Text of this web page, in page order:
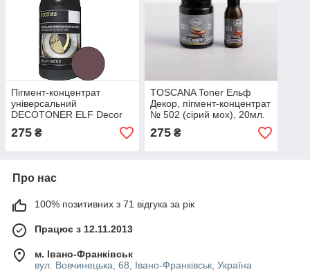
Пігмент-концентрат
універсальний
DECOTONER ELF Decor
20мл
275 ₴
TOSCANA Toner Ельф
Декор, пігмент-концентрат
№ 502 (сірий мох), 20мл.
275₴
Про нас
100% позитивних з 71 відгука за рік
Працює з 12.11.2013
м. Івано-Франківськ
вул. Вовчинецька, 68, Івано-Франківськ, Україна